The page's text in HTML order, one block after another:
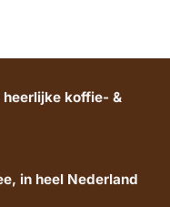
koffie- &
in heel Nederland